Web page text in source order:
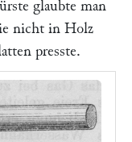
glaubte man
nicht in Holz
presste.